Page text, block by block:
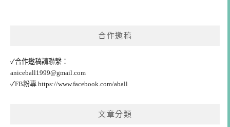
合作邀稿
✓合作邀稿請聯繫：
aniceball1999@gmail.com
✓FB粉專 https://www.facebook.com/aball
文章分類